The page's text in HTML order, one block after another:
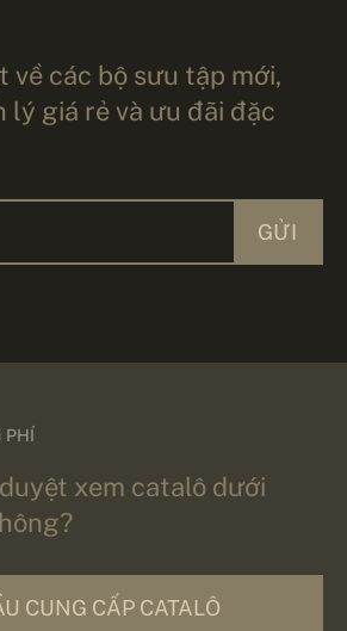
về các bộ sưu tập mới,
lý giá rẻ và ưu đãi đặc
GỬI
PHÍ
xem catalô dưới
CUNG CẤP CATALÔ